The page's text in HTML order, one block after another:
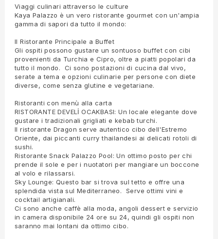
Viaggi culinari attraverso le culture
Kaya Palazzo è un vero ristorante gourmet con un'ampia
gamma di sapori da tutto il mondo:
Il Ristorante Principale a Buffet
Gli ospiti possono gustare un sontuoso buffet con cibi
provenienti da Turchia e Cipro, oltre a piatti popolari da
tutto il mondo. Ci sono postazioni di cucina dal vivo,
serate a tema e opzioni culinarie per persone con diete
diverse, come senza glutine e vegetariane.
Ristoranti con menù alla carta
RISTORANTE DEVELİ OCAKBASI: Un locale elegante dove
gustare i tradizionali grigliati e kebab turchi.
Il ristorante Dragon serve autentico cibo dell'Estremo
Oriente, dai piccanti curry thailandesi ai delicati rotoli di
sushi.
Ristorante Snack Palazzo Pool: Un ottimo posto per chi
prende il sole e per i nuotatori per mangiare un boccone
al volo e rilassarsi.
Sky Lounge: Questo bar si trova sul tetto e offre una
splendida vista sul Mediterraneo. Serve ottimi vini e
cocktail artigianali.
Ci sono anche caffè alla moda, angoli dessert e servizio
in camera disponibile 24 ore su 24, quindi gli ospiti non
saranno mai lontani da ottimo cibo.